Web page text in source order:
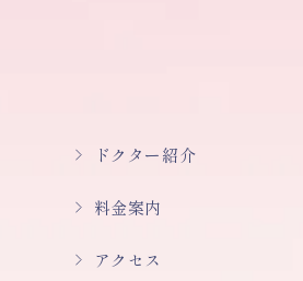
ドクター紹介
料金案内
アクセス